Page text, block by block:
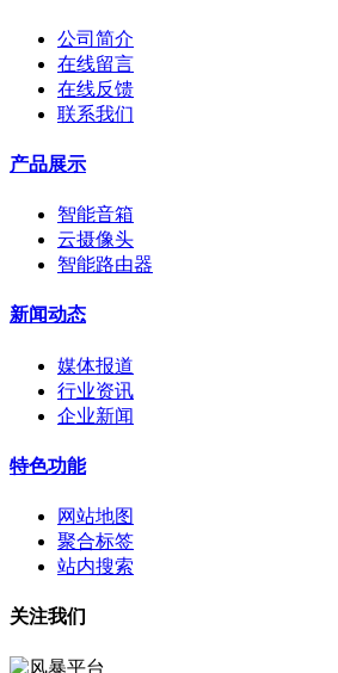
公司简介
在线留言
在线反馈
联系我们
产品展示
智能音箱
云摄像头
智能路由器
新闻动态
媒体报道
行业资讯
企业新闻
特色功能
网站地图
聚合标签
站内搜索
关注我们